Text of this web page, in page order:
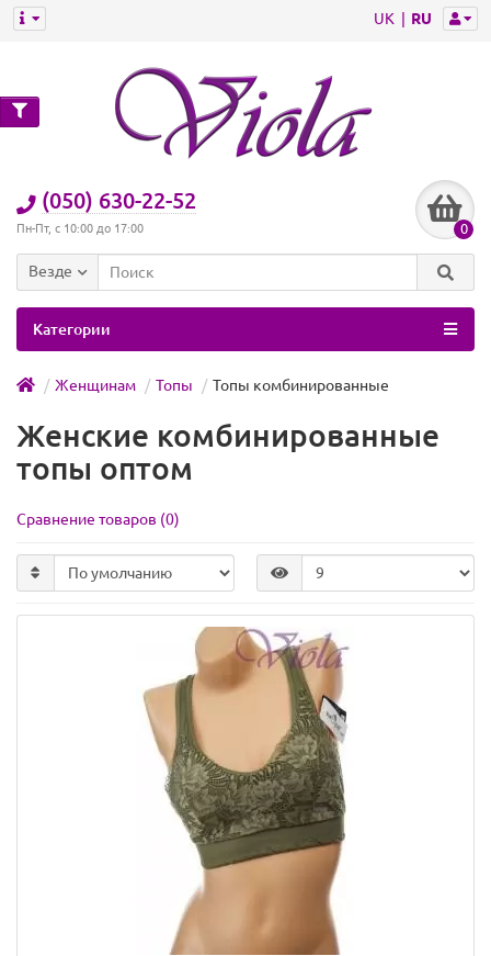
UK RU
(050) 630-22-52
Пн-Пт, с 10:00 до 17:00 0
Везде
Категории
Женщинам Топы Топы комбинированные
Женские комбинированные
топы оптом
Сравнение товаров (0)